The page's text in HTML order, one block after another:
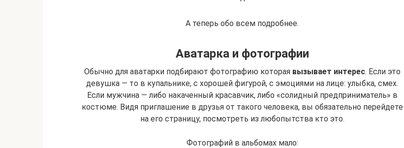
А теперь обо всем подробнее.
Аватарка и фотографии
Обычно для аватарки подбирают фотографию которая вызывает интерес. Если это
девушка — то в купальнике, с хорошей фигурой, с эмоциями на лице: улыбка, смех.
Если мужчина — либо накаченный красавчик, либо «солидный предприниматель» в
костюме. Видя приглашение в друзья от такого человека, вы обязательно перейдете
на его страницу, посмотреть из любопытства кто это.
Фотографий в альбомах мало: